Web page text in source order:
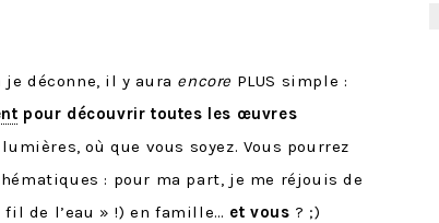
déconne, il y aura encore PLUS simple :
pour découvrir toutes les œuvres
où que vous soyez. Vous pourrez
: pour ma part, je me réjouis de
de l’eau » !) en famille… et vous ? ;)